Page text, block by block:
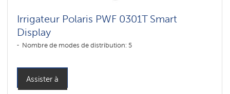
Irrigateur Polaris PWF 0301T Smart
Display
Nombre de modes de distribution: 5
Assister à